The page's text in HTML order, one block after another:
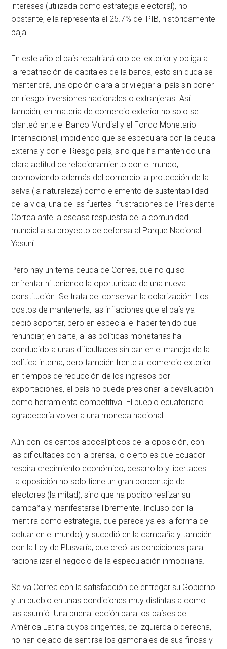
intereses (utilizada como estrategia electoral), no
obstante, ella representa el 25.7% del PIB, históricamente
baja.
En este año el país repatriará oro del exterior y obliga a
la repatriación de capitales de la banca, esto sin duda se
mantendrá, una opción clara a privilegiar al país sin poner
en riesgo inversiones nacionales o extranjeras. Así
también, en materia de comercio exterior no solo se
planteó ante el Banco Mundial y el Fondo Monetario
Internacional, impidiendo que se especulara con la deuda
Externa y con el Riesgo país, sino que ha mantenido una
clara actitud de relacionamiento con el mundo,
promoviendo además del comercio la protección de la
selva (la naturaleza) como elemento de sustentabilidad
de la vida, una de las fuertes frustraciones del Presidente
Correa ante la escasa respuesta de la comunidad
mundial a su proyecto de defensa al Parque Nacional
Yasuní.
Pero hay un tema deuda de Correa, que no quiso
enfrentar ni teniendo la oportunidad de una nueva
constitución. Se trata del conservar la dolarización. Los
costos de mantenerla, las inflaciones que el país ya
debió soportar, pero en especial el haber tenido que
renunciar, en parte, a las políticas monetarias ha
conducido a unas dificultades sin par en el manejo de la
política interna, pero también frente al comercio exterior:
en tiempos de reducción de los ingresos por
exportaciones, el país no puede presionar la devaluación
como herramienta competitiva. El pueblo ecuatoriano
agradecería volver a una moneda nacional.
Aún con los cantos apocalípticos de la oposición, con
las dificultades con la prensa, lo cierto es que Ecuador
respira crecimiento económico, desarrollo y libertades.
La oposición no solo tiene un gran porcentaje de
electores (la mitad), sino que ha podido realizar su
campaña y manifestarse libremente. Incluso con la
mentira como estrategia, que parece ya es la forma de
actuar en el mundo), y sucedió en la campaña y también
con la Ley de Plusvalía, que creó las condiciones para
racionalizar el negocio de la especulación inmobiliaria.
Se va Correa con la satisfacción de entregar su Gobierno
y un pueblo en unas condiciones muy distintas a como
las asumió. Una buena lección para los países de
América Latina cuyos dirigentes, de izquierda o derecha,
no han dejado de sentirse los gamonales de sus fincas y